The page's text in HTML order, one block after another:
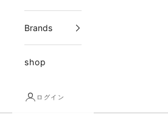
Brands
shop
ログイン